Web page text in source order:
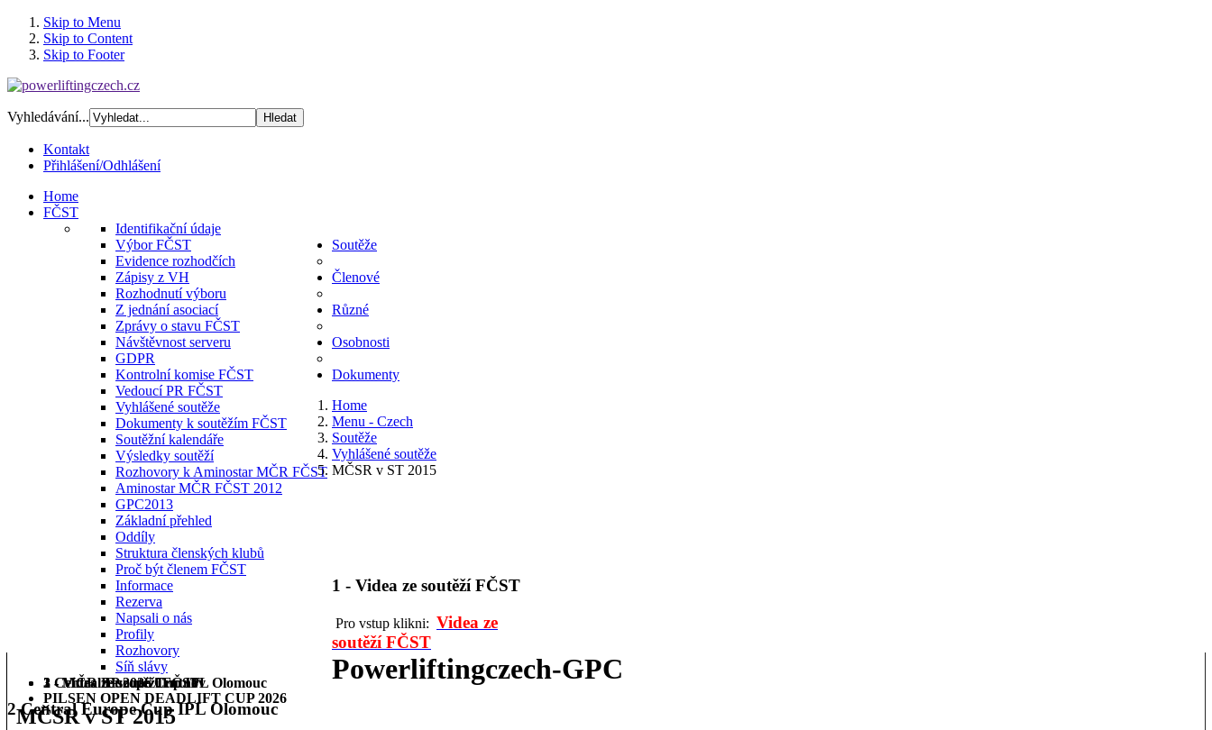
Skip to Menu
Skip to Content
Skip to Footer
Vyhledávání...
Kontakt
Přihlášení/Odhlášení
Home
FČST
Identifikační údaje
Výbor FČST
Evidence rozhodčích
Zápisy z VH
Rozhodnutí výboru
Z jednání asociací
Zprávy o stavu FČST
Návštěvnost serveru
GDPR
Kontrolní komise FČST
Vedoucí PR FČST
Soutěže
Vyhlášené soutěže
Dokumenty k soutěžím FČST
Soutěžní kalendáře
Výsledky soutěží
Rozhovory k Aminostar MČR FČST
Aminostar MČR FČST 2012
GPC2013
Členové
Základní přehled
Oddíly
Struktura členských klubů
Proč být členem FČST
Různé
Informace
Rezerva
Osobnosti
Napsali o nás
Profily
Rozhovory
Síň slávy
Dokumenty
Home
Menu - Czech
Soutěže
Vyhlášené soutěže
MČSR v ST 2015
1 - Videa ze soutěží FČST
2 Central Europe Cup IPL Olomouc
3 - MČR BP 2026 Trutnov
PILSEN OPEN DEADLIFT CUP 2026
1 - Videa ze soutěží FČST
Pro vstup klikni: Videa ze
soutěží FČST
2 Central Europe Cup IPL Olomouc
Powerliftingczech-GPC
MČSR v ST 2015